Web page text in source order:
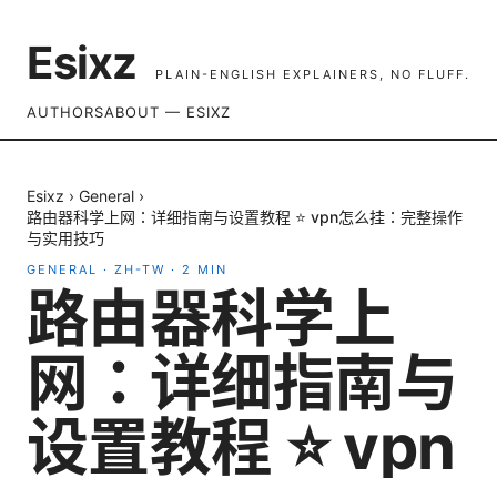
Esixz PLAIN-ENGLISH EXPLAINERS, NO FLUFF.
AUTHORSABOUT — ESIXZ
Esixz › General ›
路由器科学上网：详细指南与设置教程 ⭐ vpn怎么挂：完整操作
与实用技巧
GENERAL · ZH-TW · 2 MIN
路由器科学上
网：详细指南与
设置教程 ⭐ vpn